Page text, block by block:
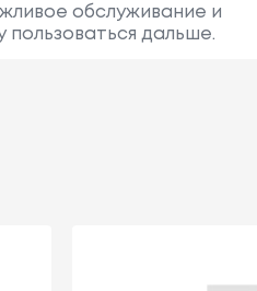
обслуживание и
дальше.